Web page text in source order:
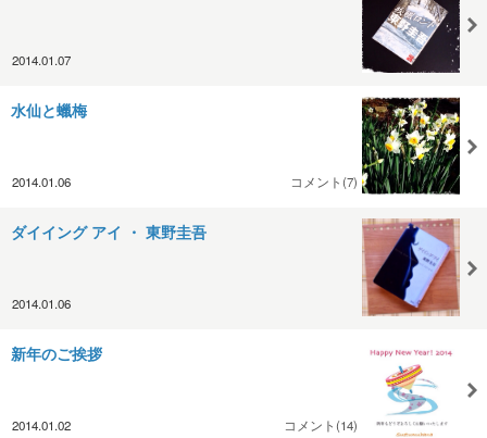
2014.01.07
水仙と蠟梅
2014.01.06 コメント(7)
ダイイング アイ ・ 東野圭吾
2014.01.06
新年のご挨拶
2014.01.02 コメント(14)